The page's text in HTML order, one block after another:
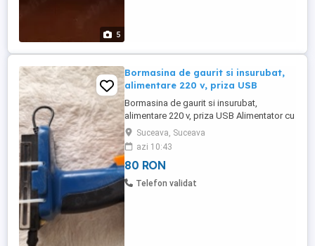
5
Bormasina de gaurit si insurubat,
alimentare 220 v, priza USB
Bormasina de gaurit si insurubat,
alimentare 220 v, priza USB Alimentator cu
tensiune reglabila 12 - 24 V, 3 amperi, cu
mufa USB pentru incarcare
Suceava, Suceava
azi 10:43
80 RON
Telefon validat